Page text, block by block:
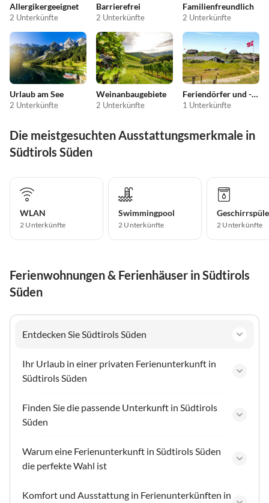
Allergikergeeignet
2 Unterkünfte
Barrierefrei
2 Unterkünfte
Familienfreundlich
2 Unterkünfte
Urlaub am See
2 Unterkünfte
Weinanbaugebiete
2 Unterkünfte
Feriendörfer und -anlagen
1 Unterkünfte
Die meistgesuchten Ausstattungsmerkmale in
Südtirols Süden
WLAN
2 Unterkünfte
Swimmingpool
2 Unterkünfte 2 Unterkünfte
Ferienwohnungen & Ferienhäuser in Südtirols
Süden
Entdecken Sie Südtirols Süden
Ihr Urlaub in einer privaten Ferienunterkunft in
Südtirols Süden
Finden Sie die passende Unterkunft in Südtirols
Süden
Warum eine Ferienunterkunft in Südtirols Süden
die perfekte Wahl ist
Komfort und Ausstattung in Ferienunterkünften in